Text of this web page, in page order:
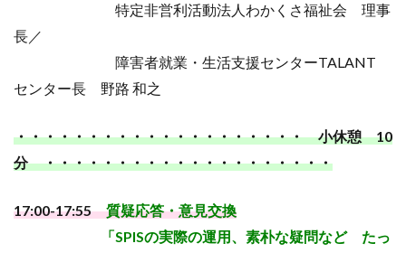
特定非営利活動法人わかくさ福祉会 理事
長／
障害者就業・生活支援センターTALANT
センター長 野路 和之
・・・・・・・・・・・・・・・・・・・・ 小休憩 10
分 ・・・・・・・・・・・・・・・・・・・・
17:00-17:55質疑応答・意見交換
「SPISの実際の運用、素朴な疑問など たっ